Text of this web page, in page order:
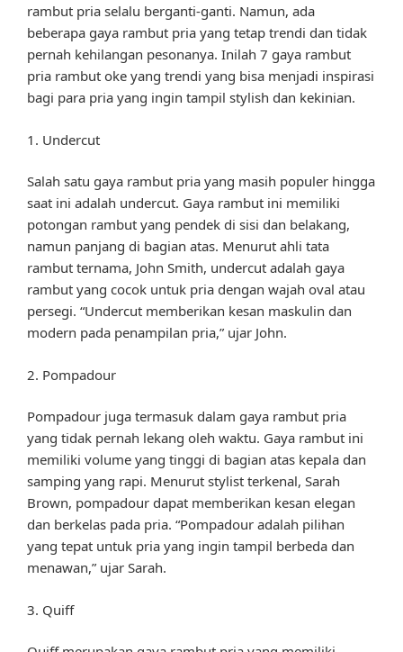
rambut pria selalu berganti-ganti. Namun, ada
beberapa gaya rambut pria yang tetap trendi dan tidak
pernah kehilangan pesonanya. Inilah 7 gaya rambut
pria rambut oke yang trendi yang bisa menjadi inspirasi
bagi para pria yang ingin tampil stylish dan kekinian.
1. Undercut
Salah satu gaya rambut pria yang masih populer hingga
saat ini adalah undercut. Gaya rambut ini memiliki
potongan rambut yang pendek di sisi dan belakang,
namun panjang di bagian atas. Menurut ahli tata
rambut ternama, John Smith, undercut adalah gaya
rambut yang cocok untuk pria dengan wajah oval atau
persegi. “Undercut memberikan kesan maskulin dan
modern pada penampilan pria,” ujar John.
2. Pompadour
Pompadour juga termasuk dalam gaya rambut pria
yang tidak pernah lekang oleh waktu. Gaya rambut ini
memiliki volume yang tinggi di bagian atas kepala dan
samping yang rapi. Menurut stylist terkenal, Sarah
Brown, pompadour dapat memberikan kesan elegan
dan berkelas pada pria. “Pompadour adalah pilihan
yang tepat untuk pria yang ingin tampil berbeda dan
menawan,” ujar Sarah.
3. Quiff